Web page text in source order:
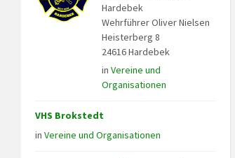
Hardebek
Wehrführer Oliver Nielsen
Heisterberg 8
24616 Hardebek
in Vereine und
Organisationen
VHS Brokstedt
in Vereine und Organisationen